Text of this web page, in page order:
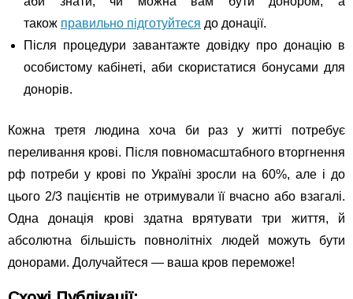
також правильно підготуйтеся до донації.
Після процедури завантажте довідку про донацію в
особистому кабінеті, аби скористатися бонусами для
донорів.
Кожна третя людина хоча би раз у житті потребує
переливання крові. Після повномасштабного вторгнення
рф потреби у крові по Україні зросли на 60%, але і до
цього 2/3 пацієнтів не отримували її вчасно або взагалі.
Одна донація крові здатна врятувати три життя, й
абсолютна більшість повнолітніх людей можуть бути
донорами. Долучайтеся — ваша кров переможе!